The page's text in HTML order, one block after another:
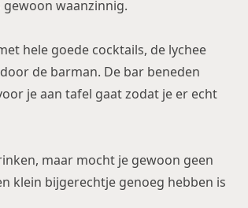
waanzinnig.
hele goede cocktails, de lychee
de barman. De bar beneden
je aan tafel gaat zodat je er echt
maar mocht je gewoon geen
klein bijgerechtje genoeg hebben is